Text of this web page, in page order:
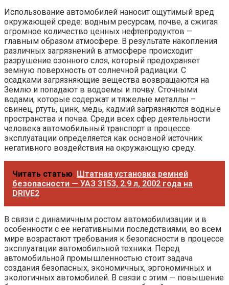
Использование автомобилей наносит ощутимый вред
окружающей среде: водным ресурсам, почве, а сжигая
огромное количество ценных нефтепродуктов —
главным образом атмосфере. В результате накопления
различных загрязнений в атмосфере происходит
разрушение озонного слоя, который предохраняет
земную поверхность от солнечной радиации. С
осадками загрязняющие вещества возвращаются на
Землю и попадают в водоемы и почву. Сточными
водами, которые содержат и тяжелые металлы –
свинец, ртуть, цинк, медь, кадмий загрязняются водные
пространства и почва. Среди всех сфер деятельности
человека автомобильный транспорт в процессе
эксплуатации определяется как основной источник
негативного воздействия на окружающую среду.
Читать статью Штатная установка ремней
безопасности — УАЗ 3153, 2.9 л, 2002 года на
DRIVE2
В связи с динамичным ростом автомобилизации и в
особенности с ее негативными последствиями, во всем
мире возрастают требования к безопасности в процессе
эксплуатации автомобильной техники. Перед
автомобильной промышленностью стоит задача
создания безопасных, экономичных, эргономичных и
экологичных автомобилей. В связи с этим — повышение